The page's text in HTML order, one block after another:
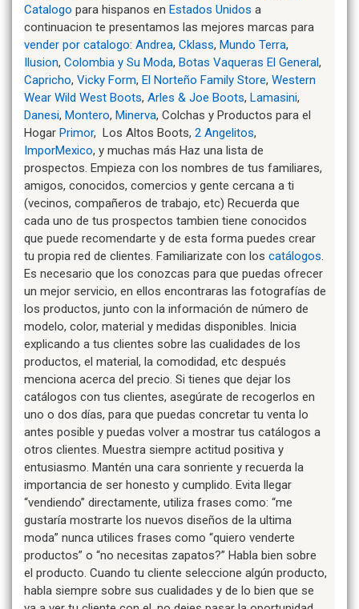
Catalogo para hispanos en Estados Unidos a
continuacion te presentamos las mejores marcas para
vender por catalogo: Andrea, Cklass, Mundo Terra,
Ilusion, Colombia y Su Moda, Botas Vaqueras El General,
Capricho, Vicky Form, El Norteño Family Store, Western
Wear Wild West Boots, Arles & Joe Boots, Lamasini,
Danesi, Montero, Minerva, Colchas y Productos para el
Hogar Primor, Los Altos Boots, 2 Angelitos,
ImporMexico, y muchas más Haz una lista de
prospectos. Empieza con los nombres de tus familiares,
amigos, conocidos, comercios y gente cercana a ti
(vecinos, compañeros de trabajo, etc) Recuerda que
cada uno de tus prospectos tambien tiene conocidos
que puede recomendarte y de esta forma puedes crear
tu propia red de clientes. Familiarizate con los catálogos
Es necesario que los conozcas para que puedas ofrecer
un mejor servicio, en ellos encontraras las fotografías de
los productos, junto con la información de número de
modelo, color, material y medidas disponibles. Inicia
explicando a tus clientes sobre las cualidades de los
productos, el material, la comodidad, etc después
menciona acerca del precio. Si tienes que dejar los
catálogos con tus clientes, asegúrate de recogerlos en
uno o dos días, para que puedas concretar tu venta lo
antes posible y puedas volver a mostrar tus catálogos a
otros clientes. Muestra siempre actitud positiva y
entusiasmo. Mantén una cara sonriente y recuerda la
importancia de ser honesto y cumplido. Evita llegar
“vendiendo” directamente, utiliza frases como: “me
gustaría mostrarte los nuevos diseños de la ultima
moda” nunca utilices frases como “quiero venderte
productos” o “no necesitas zapatos?” Habla bien sobre
el producto. Cuando tu cliente seleccione algún producto,
habla siempre sobre sus cualidades y de lo bien que se